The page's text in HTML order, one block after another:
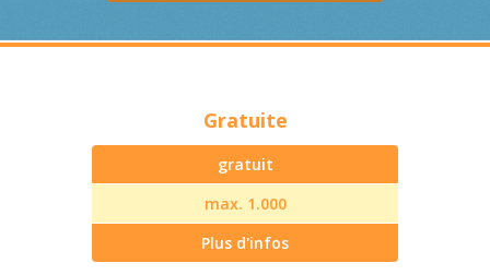
Gratuite
gratuit
max. 1.000
Plus d'infos